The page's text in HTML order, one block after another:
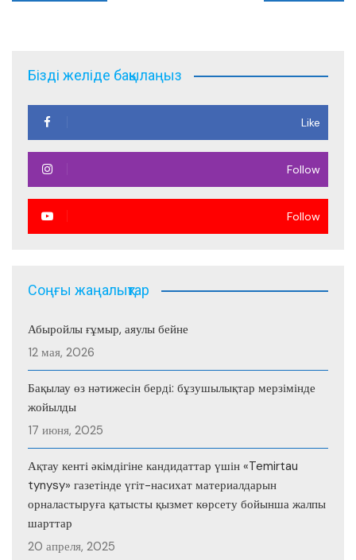
по
Бізді желіде бақылаңыз
Like
Follow
Follow
Соңғы жаңалықтар
Абыройлы ғұмыр, аяулы бейне
12 мая, 2026
Бақылау өз нәтижесін берді: бұзушылықтар мерзімінде
жойылды
17 июня, 2025
Ақтау кенті әкімдігіне кандидаттар үшін «Temirtau
tynysy» газетінде үгіт-насихат материалдарын
орналастыруға қатысты қызмет көрсету бойынша жалпы
шарттар
20 апреля, 2025